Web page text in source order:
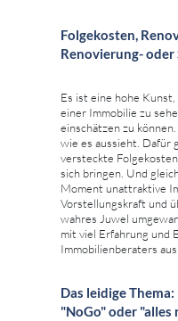
Folgekosten,
Renovierung-
Es ist eine hohe
einer Immobilie zu
einschätzen zu
wie es aussieht. Dafür
versteckte
sich bringen. Und
Moment unattraktive
Vorstellungskraft und
wahres Juwel
mit viel Erfahrung und
Immobilienberaters
Das leidige
"NoGo" oder "alles